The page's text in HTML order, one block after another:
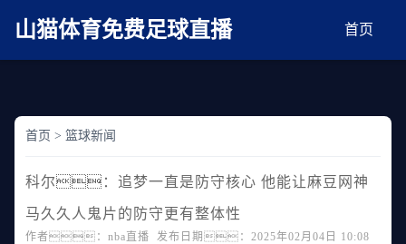
AV在线无码麻豆
山猫体育免费足球直播 首页
首页 > 篮球新闻
科尔：追梦一直是防守核心 他能让麻豆网神
马久久人鬼片的防守更有整体性
作者：nba直播 发布日期：2025年02月04日 10:08